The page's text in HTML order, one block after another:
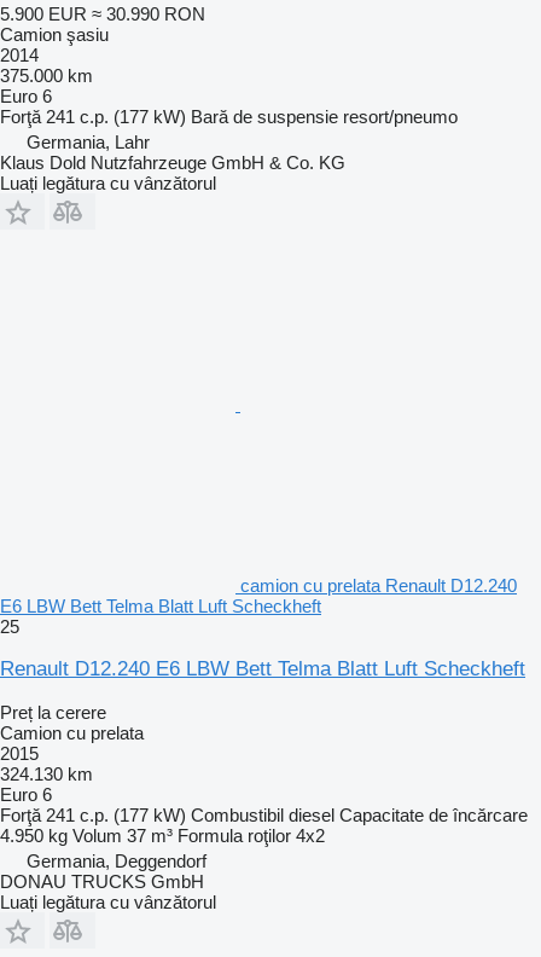
5.900 EUR ≈ 30.990 RON
Camion şasiu
2014
375.000 km
Euro 6
Forţă 241 c.p. (177 kW) Bară de suspensie resort/pneumo
Germania, Lahr
Klaus Dold Nutzfahrzeuge GmbH & Co. KG
Luați legătura cu vânzătorul
camion cu prelata Renault D12.240
E6 LBW Bett Telma Blatt Luft Scheckheft
25
Renault D12.240 E6 LBW Bett Telma Blatt Luft Scheckheft
Preț la cerere
Camion cu prelata
2015
324.130 km
Euro 6
Forţă 241 c.p. (177 kW) Combustibil diesel Capacitate de încărcare
4.950 kg Volum 37 m³ Formula roţilor 4x2
Germania, Deggendorf
DONAU TRUCKS GmbH
Luați legătura cu vânzătorul